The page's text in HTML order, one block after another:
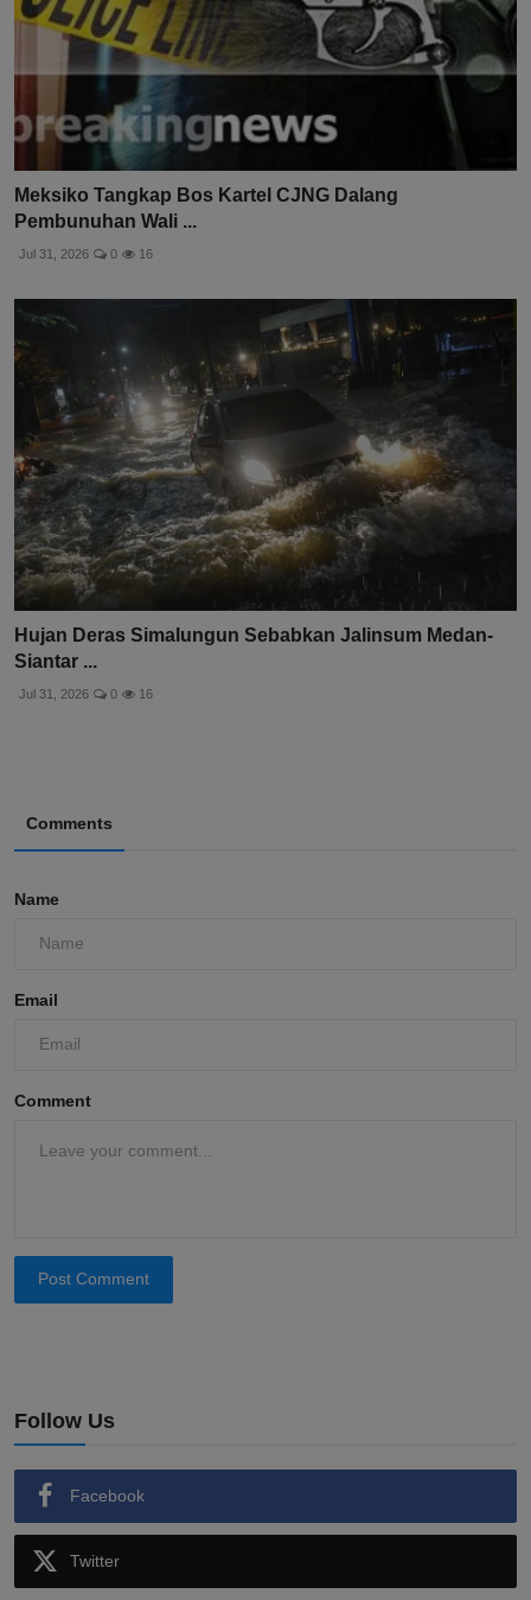
Meksiko Tangkap Bos Kartel CJNG Dalang
Pembunuhan Wali ...
Jul 31, 2026 0 16
Hujan Deras Simalungun Sebabkan Jalinsum Medan-
Siantar ...
Jul 31, 2026 0 16
Comments
Name
Email
Comment
Post Comment
Follow Us
Facebook
Twitter